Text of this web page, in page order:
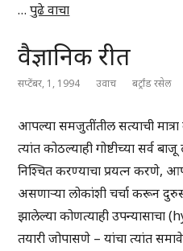
…पुढे वाचा
वैज्ञानिक रीत
सप्टेंबर, 1, 1994 उवाच बर्ट्रांड रसेल
आपल्या समजुतींतील सत्याची
त्यांत कोठल्याही गोष्टीच्या सर्व
निश्चित करण्याचा प्रयत्न करणे,
असणार्‍या लोकांशी चर्चा करून
झालेल्या कोणत्याही उपन्यासाचा
तयारी जोपासणे – यांचा त्यांत